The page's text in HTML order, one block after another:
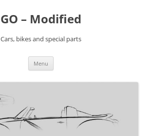
GO – Modified
Cars, bikes and special parts
Menu